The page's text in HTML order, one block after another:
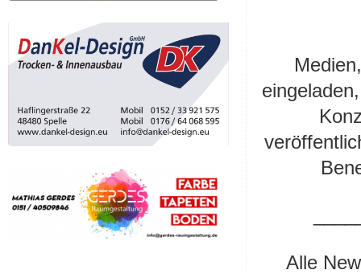
Alle